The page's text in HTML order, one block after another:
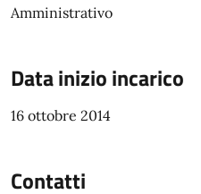
Amministrativo
Data inizio incarico
16 ottobre 2014
Contatti